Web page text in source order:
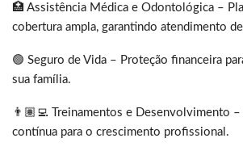
🏥 Assistência Médica e Odontológica –
cobertura ampla, garantindo atendimento
🟢 Seguro de Vida – Proteção financeira
sua família.
👨🏽‍💻 Treinamentos e Desenvolvimento –
contínua para o crescimento profissional.